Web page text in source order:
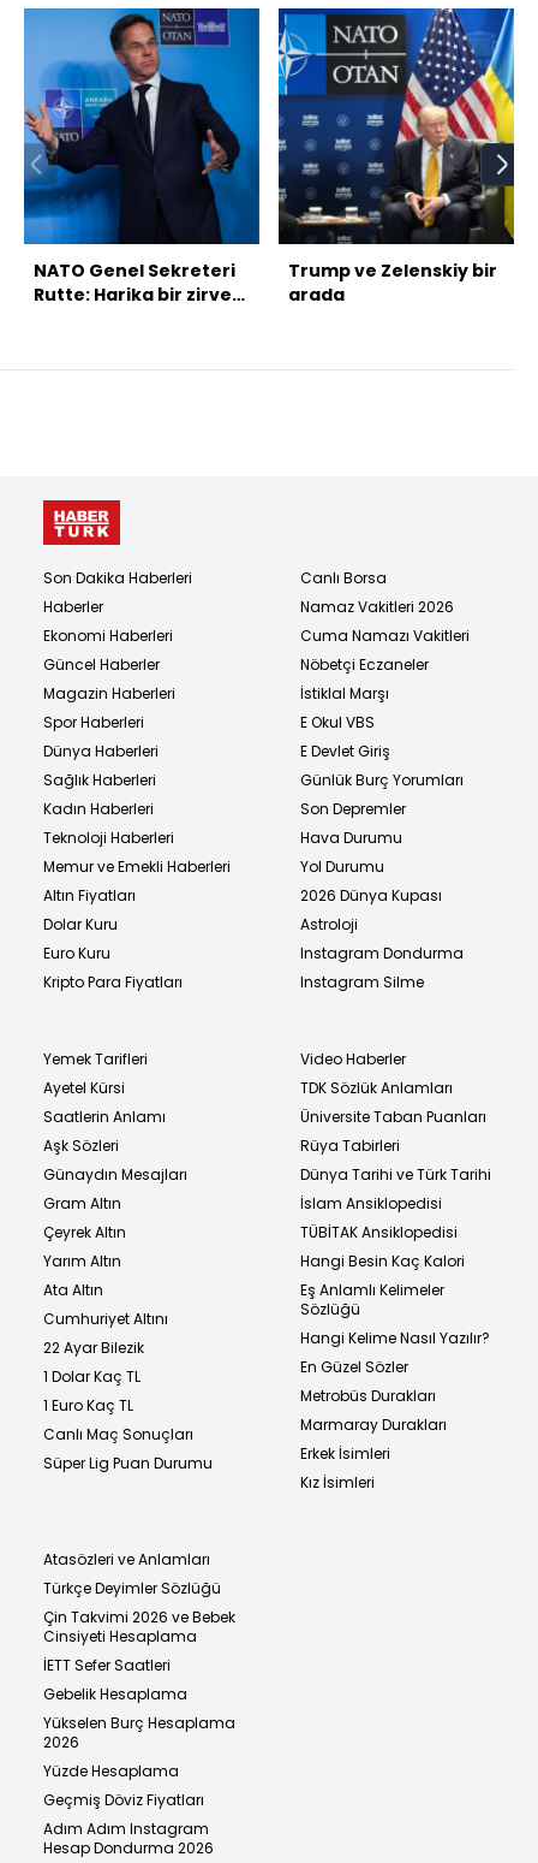
NATO Genel Sekreteri
Rutte: Harika bir zirve
Trump ve Zelenskiy bir
arada
Son Dakika Haberleri
Haberler
Ekonomi Haberleri
Güncel Haberler
Magazin Haberleri
Spor Haberleri
Dünya Haberleri
Sağlık Haberleri
Kadın Haberleri
Teknoloji Haberleri
Memur ve Emekli Haberleri
Altın Fiyatları
Dolar Kuru
Euro Kuru
Kripto Para Fiyatları
Canlı Borsa
Namaz Vakitleri 2026
Cuma Namazı Vakitleri
Nöbetçi Eczaneler
İstiklal Marşı
E Okul VBS
E Devlet Giriş
Günlük Burç Yorumları
Son Depremler
Hava Durumu
Yol Durumu
2026 Dünya Kupası
Astroloji
Instagram Dondurma
Instagram Silme
Yemek Tarifleri
Ayetel Kürsi
Saatlerin Anlamı
Aşk Sözleri
Günaydın Mesajları
Gram Altın
Çeyrek Altın
Yarım Altın
Ata Altın
Cumhuriyet Altını
22 Ayar Bilezik
1 Dolar Kaç TL
1 Euro Kaç TL
Canlı Maç Sonuçları
Süper Lig Puan Durumu
Video Haberler
TDK Sözlük Anlamları
Üniversite Taban Puanları
Rüya Tabirleri
Dünya Tarihi ve Türk Tarihi
İslam Ansiklopedisi
TÜBİTAK Ansiklopedisi
Hangi Besin Kaç Kalori
Eş Anlamlı Kelimeler
Sözlüğü
Hangi Kelime Nasıl Yazılır?
En Güzel Sözler
Metrobüs Durakları
Marmaray Durakları
Erkek İsimleri
Kız İsimleri
Atasözleri ve Anlamları
Türkçe Deyimler Sözlüğü
Çin Takvimi 2026 ve Bebek
Cinsiyeti Hesaplama
İETT Sefer Saatleri
Gebelik Hesaplama
Yükselen Burç Hesaplama
2026
Yüzde Hesaplama
Geçmiş Döviz Fiyatları
Adım Adım Instagram
Hesap Dondurma 2026